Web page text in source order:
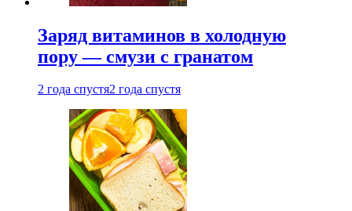
Заряд витаминов в холодную
пору — смузи с гранатом
2 года спустя2 года спустя